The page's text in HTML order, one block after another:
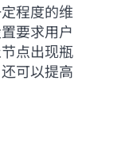
程度的维
要求用户
点出现瓶
可以提高